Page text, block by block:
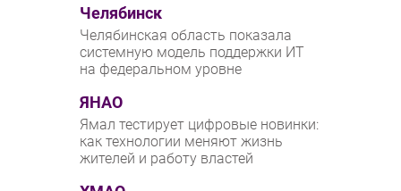
Тестовый стенд
Каталог компаний
Челябинск
Челябинская область показала
системную модель поддержки ИТ
на федеральном уровне
ЯНАО
Ямал тестирует цифровые новинки:
как технологии меняют жизнь
жителей и работу властей